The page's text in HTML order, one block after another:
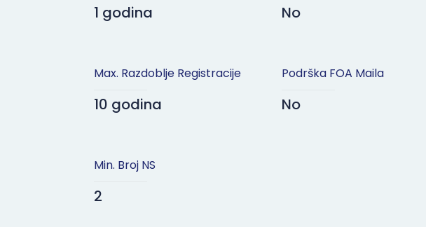
1 godina
Max. Razdoblje Registracije
10 godina
Min. Broj NS
2
No
Podrška FOA Maila
No